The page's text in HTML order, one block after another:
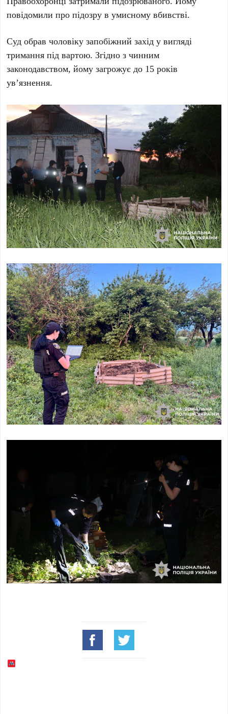
повідомили про підозру в умисному вбивстві.
Суд обрав чоловіку запобіжний захід у вигляді
тримання під вартою. Згідно з чинним
законодавством, йому загрожує до 15 років
ув’язнення.